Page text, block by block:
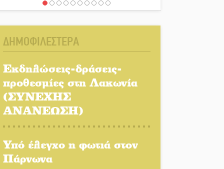
Τα ζάρια παίρνουν «φωτιά»
Αυθεντικό γλέντι με «Γιορτή
Βραστού» στη Σοχά
Το τελεφερίκ της
Μονεμβασιάς στο τραπέζι
Πολιτισμός και παράδοση
ΔΗΜΟΦΙΛΕΣΤΕΡΑ
Εκδηλώσεις-δράσεις-
προθεσμίες στη Λακωνία
(ΣΥΝΕΧΗΣ
ΑΝΑΝΕΩΣΗ)
Υπό έλεγχο η φωτιά στον
Πάρνωνα